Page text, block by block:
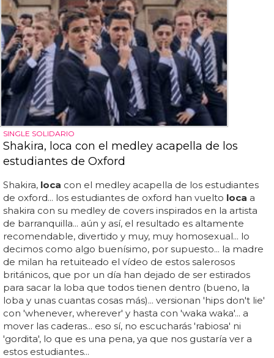
SINGLE SOLIDARIO
Shakira, loca con el medley acapella de los
estudiantes de Oxford
Shakira, loca con el medley acapella de los estudiantes
de oxford... los estudiantes de oxford han vuelto loca a
shakira con su medley de covers inspirados en la artista
de barranquilla... aún y así, el resultado es altamente
recomendable, divertido y muy, muy homosexual... lo
decimos como algo buenísimo, por supuesto... la madre
de milan ha retuiteado el vídeo de estos salerosos
británicos, que por un día han dejado de ser estirados
para sacar la loba que todos tienen dentro (bueno, la
loba y unas cuantas cosas más)... versionan 'hips don't lie'
con 'whenever, wherever' y hasta con 'waka waka'... a
mover las caderas... eso sí, no escucharás 'rabiosa' ni
'gordita', lo que es una pena, ya que nos gustaría ver a
estos estudiantes...